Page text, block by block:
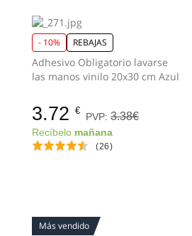
- 10% REBAJAS
Adhesivo Obligatorio lavarse
las manos vinilo 20x30 cm Azul
3.72 €
PVP:3.38€
Recíbelo mañana
(26)
Más vendido